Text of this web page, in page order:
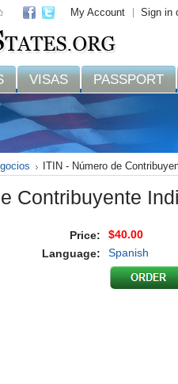
My Account Sign in
VISAS PASSPORT
ITIN - Número de
Contribuyente
Price:
$40.00
Language:
Spanish